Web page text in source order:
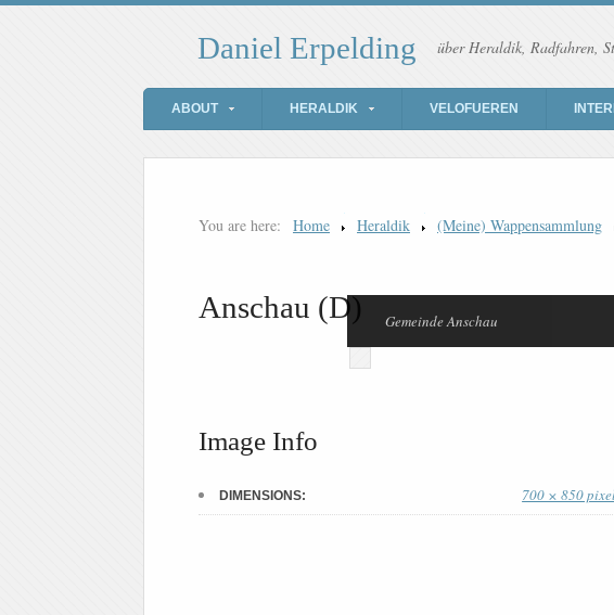
Daniel Erpelding über Heraldik, Radfahren,
ABOUT HERALDIK VELOFUEREN
You are here: Home Heraldik (Meine) Wappensammlung
Anschau (D) Gemeinde Anschau
Image Info
DIMENSIONS: 700 × 850